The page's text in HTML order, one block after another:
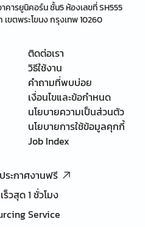
คารยูนิคอร์น ชั้น5 ห้องเลขที่ SH555
ขตพระโขนง กรุงเทพ 10260
ติดต่อเรา
วิธีใช้งาน
คำถามที่พบบ่อย
เงื่อนไขและข้อกำหนด
นโยบายความเป็นส่วนตัว
นโยบายการใช้ข้อมูลคุกกี้
Job Index
ระกาศงานฟรี
วสุด 1 ชั่วโมง
Service